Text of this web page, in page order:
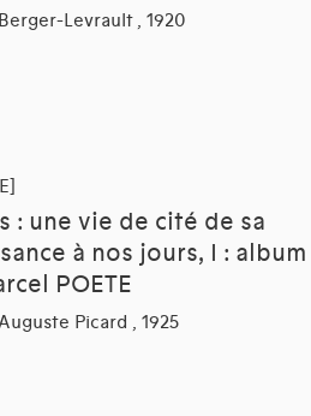
Levrault , 1920
: une vie de cité de sa
à nos jours, I : album
POETE
Picard , 1925